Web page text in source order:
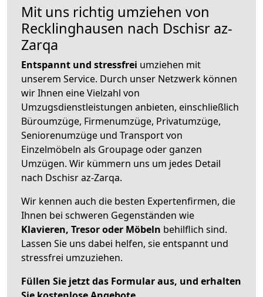
Mit uns richtig umziehen von
Recklinghausen nach Dschisr az-
Zarqa
Entspannt und stressfrei umziehen mit
unserem Service. Durch unser Netzwerk können
wir Ihnen eine Vielzahl von
Umzugsdienstleistungen anbieten, einschließlich
Büroumzüge, Firmenumzüge, Privatumzüge,
Seniorenumzüge und Transport von
Einzelmöbeln als Groupage oder ganzen
Umzügen. Wir kümmern uns um jedes Detail
nach Dschisr az-Zarqa.
Wir kennen auch die besten Expertenfirmen, die
Ihnen bei schweren Gegenständen wie
Klavieren, Tresor oder Möbeln behilflich sind.
Lassen Sie uns dabei helfen, sie entspannt und
stressfrei umzuziehen.
Füllen Sie jetzt das Formular aus, und erhalten